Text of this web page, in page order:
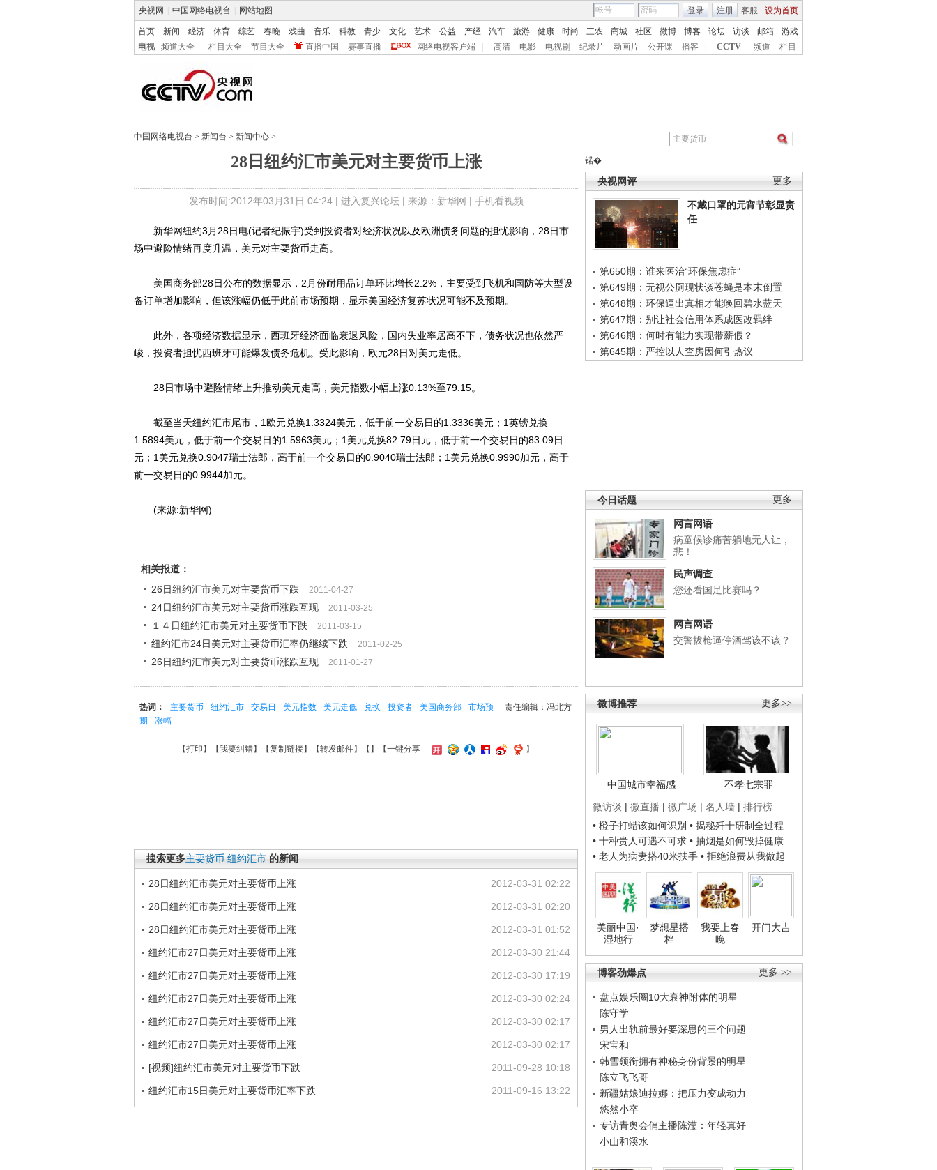
央视网 中国网络电视台 网站地图 客服 设为首页
登录 注册
首页 新闻 经济 体育 综艺 春晚 戏曲 音乐 科教 青少 文化 艺术 公益 产经 汽车 旅游 健康 时尚 三农 商城 社区 微博 博客 论坛 访谈 邮箱
游戏
电视
频道大全 栏目大全 节目大全 直播中国 赛事直播 网络电视客户端 高清 电影 电视剧 纪录片 动画片 公开课 播客 CCTV 频道 栏目
中国网络电视台 > 新闻台 > 新闻中心 >
28日纽约汇市美元对主要货币上涨
发布时间:2012年03月31日 04:24 | 进入复兴论坛| 来源：新华网 | 手机看视频
锘�
更多
央视网评
不戴口罩的元宵节彰显责
任
第650期：谁来医治“环保焦虑症”
第649期：无视公厕现状谈苍蝇是本末倒置
第648期：环保逼出真相才能唤回碧水蓝天
第647期：别让社会信用体系成医改羁绊
第646期：何时有能力实现带薪假？
第645期：严控以人查房因何引热议
更多
今日话题
网言网语
病童候诊痛苦躺地无人让，
悲！
民声调查
您还看国足比赛吗？
网言网语
交警拔枪逼停酒驾该不该？
更多>>
微博推荐
中国城市幸福感
不孝七宗罪
微访谈 | 微直播 | 微广场 | 名人墙 | 排行榜
• 橙子打蜡该如何识别 • 揭秘歼十研制全过程
• 十种贵人可遇不可求 • 抽烟是如何毁掉健康
• 老人为病妻搭40米扶手 • 拒绝浪费从我做起
美丽中国·
湿地行
梦想星搭
档
我要上春
晚
开门大吉
更多 >>
博客劲爆点
盘点娱乐圈10大衰神附体的明星
陈守学
男人出轨前最好要深思的三个问题
宋宝和
韩雪领衔拥有神秘身份背景的明星
陈立飞飞哥
新疆姑娘迪拉娜：把压力变成动力
悠然小卒
专访青奥会俏主播陈滢：年轻真好
小山和溪水
新华网纽约3月28日电(记者纪振宇)受到投资者对经济状况以及欧洲债务问题的担忧影响，28日市
场中避险情绪再度升温，美元对主要货币走高。
美国商务部28日公布的数据显示，2月份耐用品订单环比增长2.2%，主要受到飞机和国防等大型设
备订单增加影响，但该涨幅仍低于此前市场预期，显示美国经济复苏状况可能不及预期。
此外，各项经济数据显示，西班牙经济面临衰退风险，国内失业率居高不下，债务状况也依然严
峻，投资者担忧西班牙可能爆发债务危机。受此影响，欧元28日对美元走低。
28日市场中避险情绪上升推动美元走高，美元指数小幅上涨0.13%至79.15。
截至当天纽约汇市尾市，1欧元兑换1.3324美元，低于前一交易日的1.3336美元；1英镑兑换
1.5894美元，低于前一个交易日的1.5963美元；1美元兑换82.79日元，低于前一个交易日的83.09日
元；1美元兑换0.9047瑞士法郎，高于前一个交易日的0.9040瑞士法郎；1美元兑换0.9990加元，高于
前一交易日的0.9944加元。
(来源:新华网)
相关报道：
26日纽约汇市美元对主要货币下跌
2011-04-27
24日纽约汇市美元对主要货币涨跌互现 2011-03-25
１４日纽约汇市美元对主要货币下跌 2011-03-15
纽约汇市24日美元对主要货币汇率仍继续下跌 2011-02-25
26日纽约汇市美元对主要货币涨跌互现 2011-01-27
责任编辑：冯北方
热词： 主要货币 纽约汇市 交易日 美元指数 美元走低 兑换 投资者 美国商务部
市场预
期
涨幅
【打印 】【我要纠错】【复制链接】【转发邮件】【 】 【一键分享 】
搜索更多主要货币 纽约汇市 的新闻
2012-03-31 02:22
28日纽约汇市美元对主要货币上涨
2012-03-31 02:20
28日纽约汇市美元对主要货币上涨
2012-03-31 01:52
28日纽约汇市美元对主要货币上涨
2012-03-30 21:44
纽约汇市27日美元对主要货币上涨
2012-03-30 17:19
纽约汇市27日美元对主要货币上涨
2012-03-30 02:24
纽约汇市27日美元对主要货币上涨
2012-03-30 02:17
纽约汇市27日美元对主要货币上涨
2012-03-30 02:17
纽约汇市27日美元对主要货币上涨
2011-09-28 10:18
[视频]纽约汇市美元对主要货币下跌
2011-09-16 13:22
纽约汇市15日美元对主要货币汇率下跌